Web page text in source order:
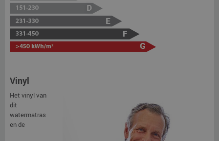
Vinyl
Het vinyl van
dit
watermatras
en de